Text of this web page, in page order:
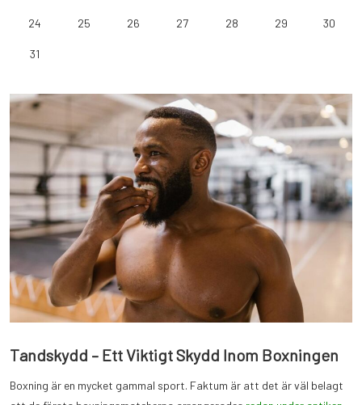
Tandskydd – Ett Viktigt Skydd Inom Boxningen
Boxning är en mycket gammal sport. Faktum är att det är väl belagt
24 25 26 27 28 29 30
31